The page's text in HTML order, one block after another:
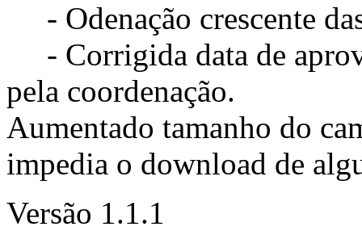
- Odenação crescente
- Corrigida data de
pela coordenação.
Aumentado tamanho do
impedia o download de
Versão 1.1.1